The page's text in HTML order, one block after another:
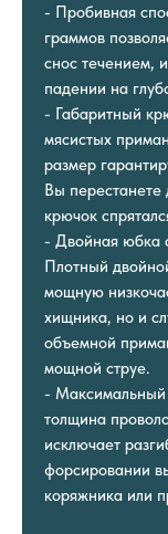
- Пробивная
граммов
снос течением,
падении на
- Габаритный
мясистых
размер
Вы перестанете
крючок
- Двойная юбка
Плотный
мощную
хищника, но и
объемной
мощной струе.
- Максимальный
толщина
исключает
форсировании
коряжника или